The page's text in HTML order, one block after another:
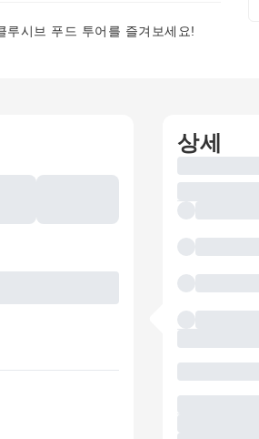
시브 푸드 투어를 즐겨보세요!
상세